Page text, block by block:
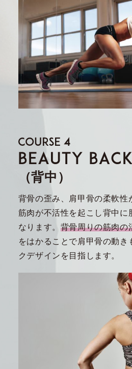
（背中）
背骨の歪み、肩甲骨の柔軟性
筋肉が不活性を起こし背中に
なります。 背骨周りの筋肉の
をはかることで肩甲骨の動き
クデザインを目指します。